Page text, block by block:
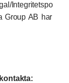
Integritetspo
Group AB har